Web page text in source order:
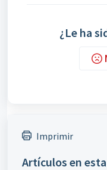
¿Le ha
Imprimir
Artículos en